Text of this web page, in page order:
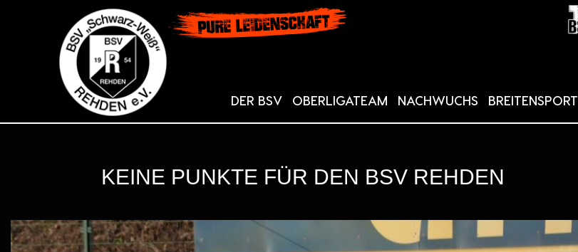
DER BSV OBERLIGATEAM NACHWUCHS BREITENSPORT
KEINE PUNKTE FÜR DEN BSV REHDEN